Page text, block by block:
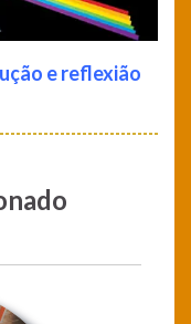
e reflexião